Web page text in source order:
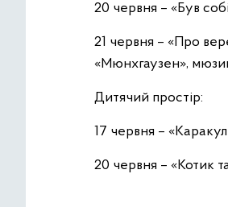
20 червня – «Був
21 червня – «Про
«Мюнхгаузен»,
Дитячий простір:
17 червня –
20 червня – «Котик